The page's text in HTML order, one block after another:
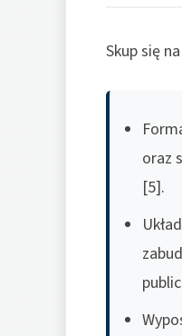
Skup się
oraz
[5].